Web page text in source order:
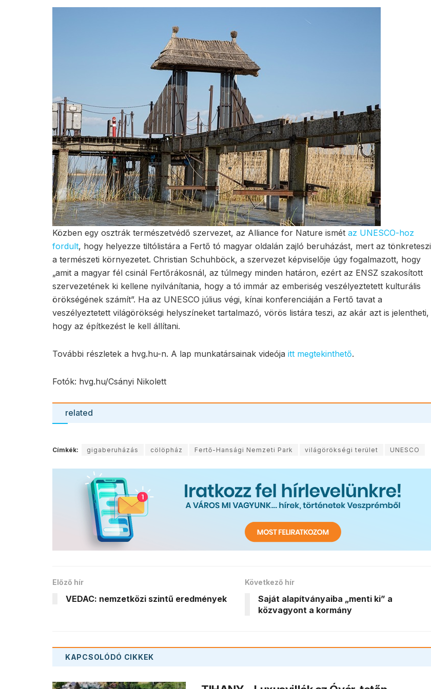
Közben egy osztrák természetvédő szervezet, az Alliance for Nature ismét az UNESCO-hoz
fordult, hogy helyezze tiltólistára a Fertő tó magyar oldalán zajló beruházást, mert az tönkreteszi
a természeti környezetet. Christian Schuhböck, a szervezet képviselője úgy fogalmazott, hogy
„amit a magyar fél csinál Fertőrákosnál, az túlmegy minden határon, ezért az ENSZ szakosított
szervezetének ki kellene nyilvánítania, hogy a tó immár az emberiség veszélyeztetett kulturális
örökségének számít”. Ha az UNESCO július végi, kínai konferenciáján a Fertő tavat a
veszélyeztetett világörökségi helyszíneket tartalmazó, vörös listára teszi, az akár azt is jelentheti,
hogy az építkezést le kell állítani.
További részletek a hvg.hu-n. A lap munkatársainak videója itt megtekinthető.
Fotók: hvg.hu/Csányi Nikolett
related
Címkék: gigaberuházás cölöpház Fertő-Hansági Nemzeti Park világörökségi terület UNESCO
Előző hír
VEDAC: nemzetközi szintű eredmények
Következő hír
Saját alapítványaiba „menti ki” a
közvagyont a kormány
KAPCSOLÓDÓ CIKKEK